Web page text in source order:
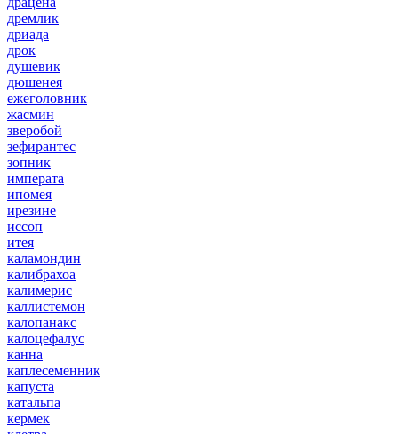
дремлик
дриада
дрок
душевик
дюшенея
ежеголовник
жасмин
зверобой
зефирантес
зопник
императа
ипомея
ирезине
иссоп
итея
каламондин
калибрахоа
калимерис
каллистемон
калопанакс
калоцефалус
канна
каплесеменник
капуста
катальпа
кермек